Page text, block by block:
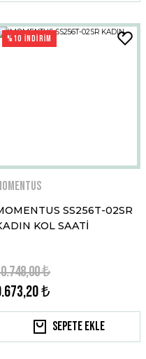
%10 İNDİRİM
SS256T-02SR
KOL SAATİ
₺
₺
Sepete Ekle